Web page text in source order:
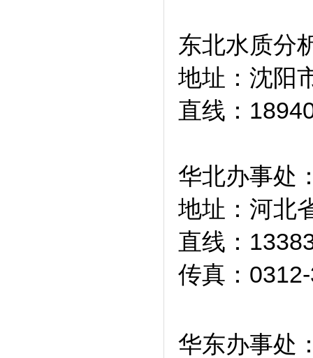
东北水质分
地址：沈阳
直线：
华北办事处
地址：河北
直线：
传真：
华东办事处